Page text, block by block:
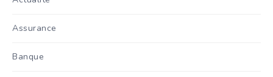
Assurance
Banque